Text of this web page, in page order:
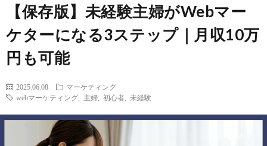
【保存版】未経験主婦がWebマー
ケターになる3ステップ｜月収10万
円も可能
2025.06.08
マーケティング
webマーケティング
主婦 初心者 未経験